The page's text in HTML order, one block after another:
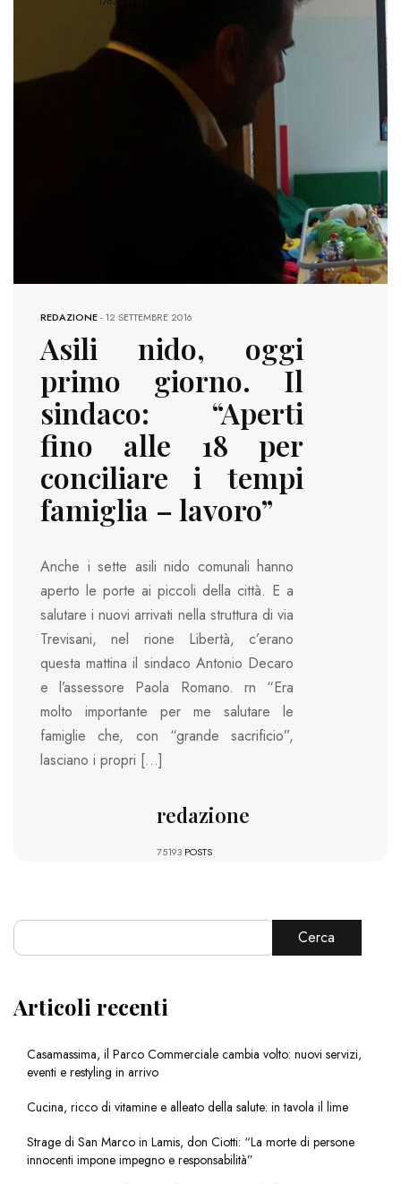
REDAZIONE-12 SETTEMBRE 2016
Asili nido, oggi
primo giorno. Il
sindaco: “Aperti
fino alle 18 per
conciliare i tempi
famiglia – lavoro”
Anche i sette asili nido comunali hanno
aperto le porte ai piccoli della città. E a
salutare i nuovi arrivati nella struttura di via
Trevisani, nel rione Libertà, c’erano
questa mattina il sindaco Antonio Decaro
e l’assessore Paola Romano. rn “Era
molto importante per me salutare le
famiglie che, con “grande sacrificio”,
lasciano i propri […]
redazione
75193 POSTS
Cerca
Articoli recenti
Casamassima, il Parco Commerciale cambia volto: nuovi servizi,
eventi e restyling in arrivo
Cucina, ricco di vitamine e alleato della salute: in tavola il lime
Strage di San Marco in Lamis, don Ciotti: “La morte di persone
innocenti impone impegno e responsabilità”